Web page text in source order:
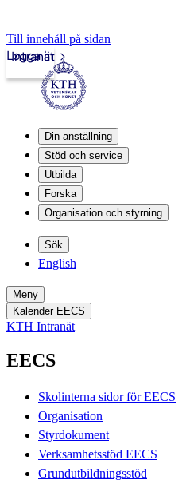
Till innehåll på sidan
Intranät
Logga in
Din anställning
Stöd och service
Utbilda
Forska
Organisation och styrning
Sök
English
Meny
Kalender EECS
KTH Intranät
EECS
Skolinterna sidor för EECS
Organisation
Styrdokument
Verksamhetsstöd EECS
Grundutbildningsstöd